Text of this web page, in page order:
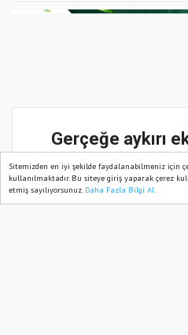
Sitemizden en iyi şekilde faydalanabilmeniz için
kullanılmaktadır. Bu siteye giriş yaparak çerez
etmiş sayılıyorsunuz. Daha Fazla Bilgi Al
Gerçeğe aykırı
düzenleyen
Ana Sayfa Web TV